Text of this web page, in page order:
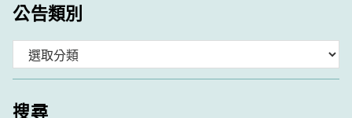
公告類別
類
搜尋